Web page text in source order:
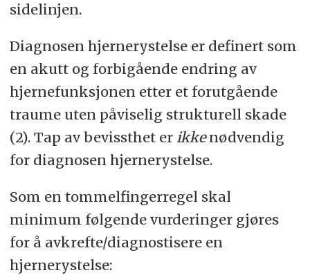
sidelinjen.
Diagnosen hjernerystelse er definert som
en akutt og forbigående endring av
hjernefunksjonen etter et forutgående
traume uten påviselig strukturell skade
(2). Tap av bevissthet er ikkenødvendig
for diagnosen hjernerystelse.
Som en tommelfingerregel skal
minimum følgende vurderinger gjøres
for å avkrefte/diagnostisere en
hjernerystelse: